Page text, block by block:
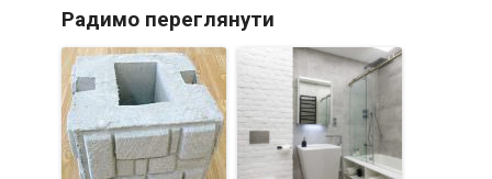
Радимо переглянути